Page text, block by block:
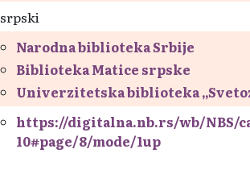
srpski
Narodna biblioteka Srbije
Biblioteka Matice srpske
Univerzitetska biblioteka
https://digitalna.nb.rs/wb/NBS/
10#page/8/mode/1up